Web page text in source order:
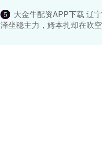
5
大金牛配资APP下载 辽
泽坐稳主力，姆本扎却在吹